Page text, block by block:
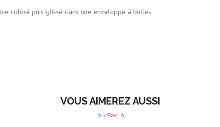
dans une enveloppe à bulles
VOUS AIMEREZ AUSSI